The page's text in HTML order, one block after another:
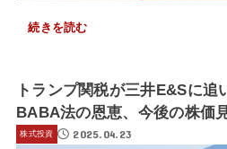
続きを読む
トランプ関税が三井E&Sに追
BABA法の恩恵、今後の株価
株式投資 2025.04.23